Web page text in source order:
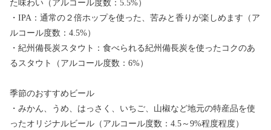
た味わい（アルコール度数：5.5%）
・IPA：通常の２倍ホップを使った、苦みと香りが楽しめます（ア
ルコール度数：4.5%）
・紀州備長炭スタウト：食べられる紀州備長炭を使ったコクのあ
るスタウト（アルコール度数：6%）
季節のおすすめビール
・みかん、うめ、はっさく、いちご、山椒など地元の特産品を使
ったオリジナルビール（アルコール度数：4.5～9%程度程度）